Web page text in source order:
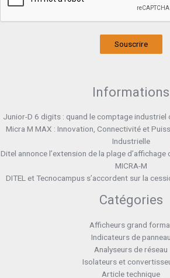
Souscrire
Informations
Junior-D 6 digits : quand le comptage industriel
Micra M MAX : Innovation, Connectivité et
Industrielle
Ditel annonce l’extension de la plage
MICRA-M
DITEL et Tecnocampus s’accordent sur la
Catégories
Afficheurs grand
Indicateurs de panneau
Analyseurs de réseau
Isolateurs et
Article technique